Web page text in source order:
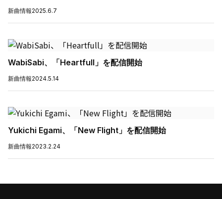
新曲情報2025.6.7
WabiSabi、「Heartfull」を配信開始
新曲情報2024.5.14
Yukichi Egami、「New Flight」を配信開始
新曲情報2023.2.24